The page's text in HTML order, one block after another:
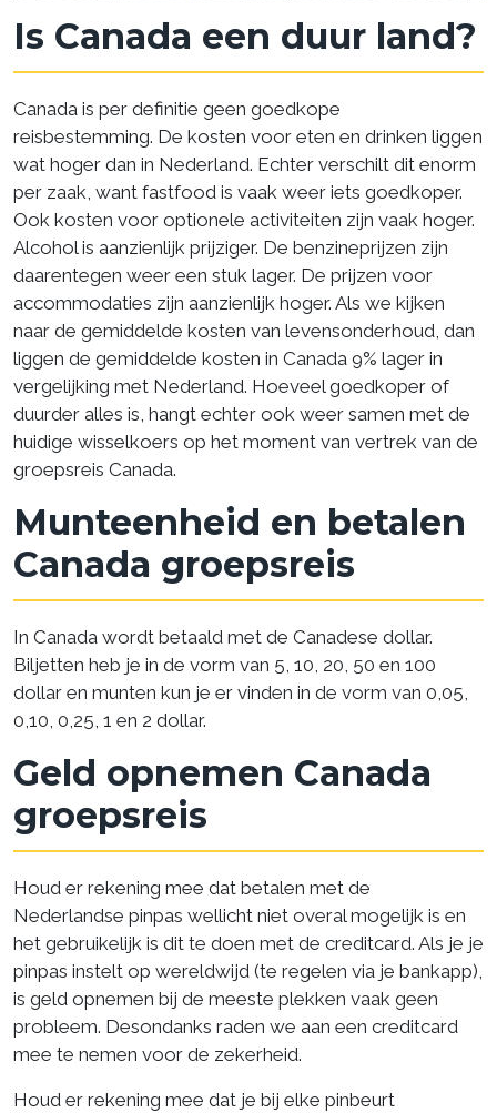
Is Canada een duur land?
Canada is per definitie geen goedkope
reisbestemming. De kosten voor eten en drinken liggen
wat hoger dan in Nederland. Echter verschilt dit enorm
per zaak, want fastfood is vaak weer iets goedkoper.
Ook kosten voor optionele activiteiten zijn vaak hoger.
Alcohol is aanzienlijk prijziger. De benzineprijzen zijn
daarentegen weer een stuk lager. De prijzen voor
accommodaties zijn aanzienlijk hoger. Als we kijken
naar de gemiddelde kosten van levensonderhoud, dan
liggen de gemiddelde kosten in Canada 9% lager in
vergelijking met Nederland. Hoeveel goedkoper of
duurder alles is, hangt echter ook weer samen met de
huidige wisselkoers op het moment van vertrek van de
groepsreis Canada.
Munteenheid en betalen
Canada groepsreis
In Canada wordt betaald met de Canadese dollar.
Biljetten heb je in de vorm van 5, 10, 20, 50 en 100
dollar en munten kun je er vinden in de vorm van 0,05,
0,10, 0,25, 1 en 2 dollar.
Geld opnemen Canada
groepsreis
Houd er rekening mee dat betalen met de
Nederlandse pinpas wellicht niet overal mogelijk is en
het gebruikelijk is dit te doen met de creditcard. Als je je
pinpas instelt op wereldwijd (te regelen via je bankapp),
is geld opnemen bij de meeste plekken vaak geen
probleem. Desondanks raden we aan een creditcard
mee te nemen voor de zekerheid.
Houd er rekening mee dat je bij elke pinbeurt